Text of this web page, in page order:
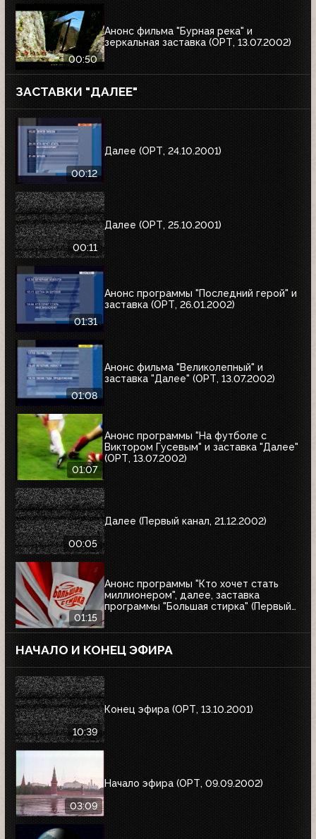
00:50
Анонс фильма "Бурная река" и
зеркальная заставка (ОРТ, 13.07.2002)
ЗАСТАВКИ "ДАЛЕЕ"
00:12
Далее (ОРТ, 24.10.2001)
00:11
Далее (ОРТ, 25.10.2001)
01:31
Анонс программы "Последний герой" и
заставка (ОРТ, 26.01.2002)
01:08
Анонс фильма "Великолепный" и
заставка "Далее" (ОРТ, 13.07.2002)
01:07
Анонс программы "На футболе с
Виктором Гусевым" и заставка "Далее"
(ОРТ, 13.07.2002)
00:05
Далее (Первый канал, 21.12.2002)
01:15
Анонс программы "Кто хочет стать
миллионером", далее, заставка
программы "Большая стирка" (Первый
НАЧАЛО И КОНЕЦ ЭФИРА
10:39
Конец эфира (ОРТ, 13.10.2001)
03:09
Начало эфира (ОРТ, 09.09.2002)